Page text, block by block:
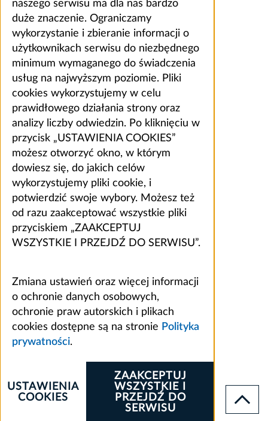
naszego serwisu ma dla nas bardzo
duże znaczenie. Ograniczamy
wykorzystanie i zbieranie informacji o
użytkownikach serwisu do niezbędnego
minimum wymaganego do świadczenia
usług na najwyższym poziomie. Pliki
cookies wykorzystujemy w celu
prawidłowego działania strony oraz
analizy liczby odwiedzin. Po kliknięciu w
przycisk „USTAWIENIA COOKIES”
możesz otworzyć okno, w którym
dowiesz się, do jakich celów
wykorzystujemy pliki cookie, i
potwierdzić swoje wybory. Możesz też
od razu zaakceptować wszystkie pliki
przyciskiem „ZAAKCEPTUJ
WSZYSTKIE I PRZEJDŹ DO SERWISU”.
Zmiana ustawień oraz więcej informacji
o ochronie danych osobowych,
ochronie praw autorskich i plikach
cookies dostępne są na stronie Polityka
prywatności.
ZAAKCEPTUJ
WSZYSTKIE I
PRZEJDŹ DO
SERWISU
USTAWIENIA
COOKIES